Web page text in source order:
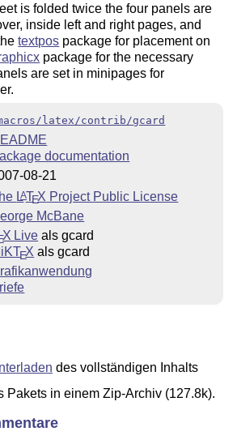
is folded twice the four panels are
inside left and right pages, and
textpos package for placement on
package for the necessary
are set in minipages for
latex/contrib/gcard
documentation
08-21
LATEX Project Public License
McBane
X Live als gcard
EX als gcard
des vollständigen Inhalts
Pakets in einem Zip-Archiv (127.8k).